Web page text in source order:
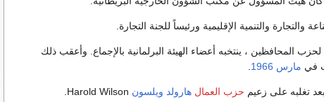
والتجارة والتنمية الإقليمية ورئيساً للجنة التجارة.
المحافظين ، ينتخبه أعضاء الهيئة البرلمانية بالإجماع. وأعقب ذلك
في مارس 1966
تغلبه على زعيم حزب العمال هارولد ويلسون